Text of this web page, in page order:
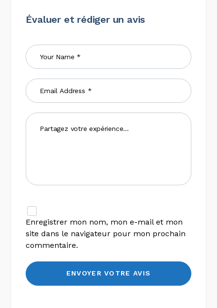
Évaluer et rédiger un avis
Enregistrer mon nom, mon e-mail et mon
site dans le navigateur pour mon prochain
commentaire.